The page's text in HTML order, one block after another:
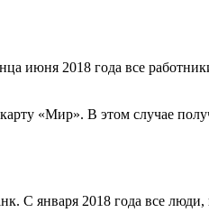
июня 2018 года все
«Мир». В этом случае
С января 2018 года все